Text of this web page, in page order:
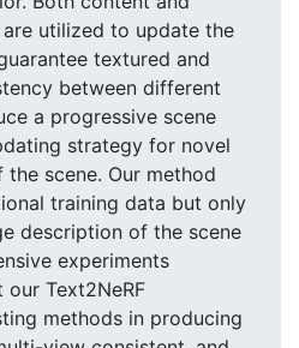
utilized to update the
textured and
between different
a progressive scene
strategy for novel
scene. Our method
training data but only
description of the scene
experiments
Text2NeRF
methods in producing